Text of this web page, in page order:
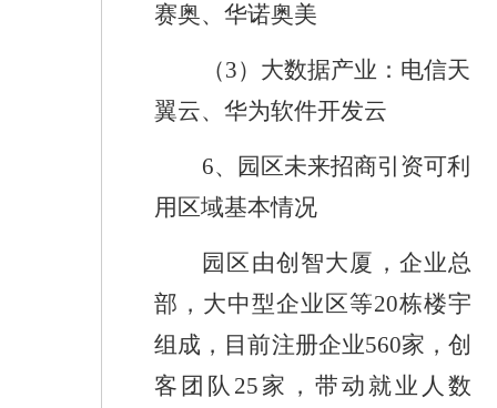
赛奥、华诺奥美
（3）大数据产业：电信天
翼云、华为软件开发云
6、
园区未来招商引资可利
用区域基本情况
园区由创智大厦，企业总
部，大中型企业区等20栋楼宇
组成，目前注册企业560家，创
客团队 25 家，带动就业人数